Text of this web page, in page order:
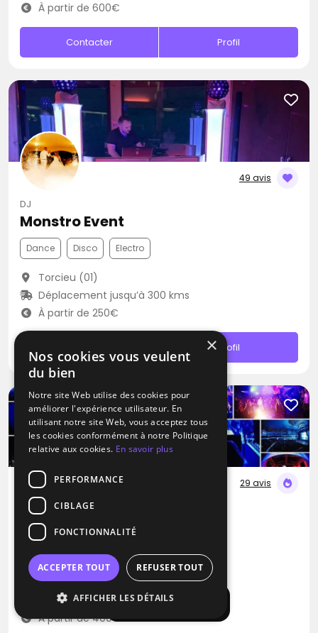
Afficher la carte
À partir de 600€
Contacter Profil
49 avis
DJ
Monstro Event
Dance Disco Electro
Torcieu (01)
Déplacement jusqu’à 300 kms
À partir de 250€
Profil
29 avis
DJ / Artiste solo
Prom'Art DJ Didou
Disco Salsa Hard rock
Hyères (83)
Déplacement jusqu’à 300 kms
À partir de 400€
×
Nos cookies vous veulent
du bien
Notre site Web utilise des cookies pour
améliorer l'expérience utilisateur. En
utilisant notre site Web, vous acceptez tous
les cookies conformément à notre Politique
relative aux cookies. En savoir plus
PERFORMANCE
CIBLAGE
FONCTIONNALITÉ
ACCEPTER TOUT REFUSER TOUT
AFFICHER LES DÉTAILS